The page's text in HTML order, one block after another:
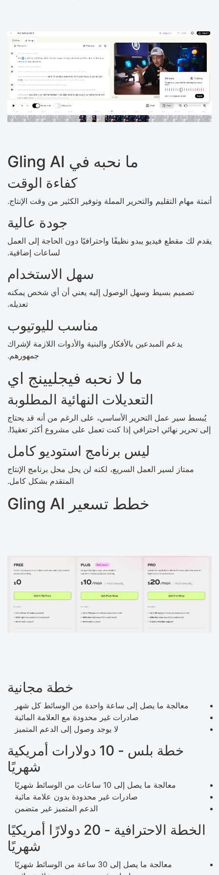
ما نحبه في Gling AI
كفاءة الوقت
أتمتة مهام التقليم والتحرير المملة وتوفير الكثير من وقت الإنتاج.
جودة عالية
يقدم لك مقطع فيديو يبدو نظيفًا واحترافيًا دون الحاجة إلى العمل
لساعات إضافية.
سهل الاستخدام
تصميم بسيط وسهل الوصول إليه يعني أن أي شخص يمكنه
تعديله.
مناسب لليوتيوب
يدعم المبدعين بالأفكار والبنية والأدوات اللازمة لإشراك
جمهورهم.
ما لا نحبه فيجليينج اي
التعديلات النهائية المطلوبة
يُبسط سير عمل التحرير الأساسي، على الرغم من أنه قد يحتاج
إلى تحرير نهائي احترافي إذا كنت تعمل على مشروع أكثر تعقيدًا.
ليس برنامج استوديو كامل
ممتاز لسير العمل السريع، لكنه لن يحل محل برنامج الإنتاج
المتقدم بشكل كامل.
خطط تسعير Gling AI
خطة مجانية
معالجة ما يصل إلى ساعة واحدة من الوسائط كل شهر
صادرات غير محدودة مع العلامة المائية
لا يوجد وصول إلى الدعم المتميز
خطة بلس - 10 دولارات أمريكية
شهريًا
معالجة ما يصل إلى 10 ساعات من الوسائط شهريًا
صادرات غير محدودة بدون علامة مائية
الدعم المتميز غير متضمن
الخطة الاحترافية - 20 دولارًا أمريكيًا
شهريًا
معالجة ما يصل إلى 30 ساعة من الوسائط شهريًا